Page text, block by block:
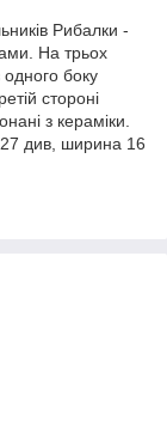
Рибалки -
На трьох
боку
стороні
з кераміки.
див, ширина 16